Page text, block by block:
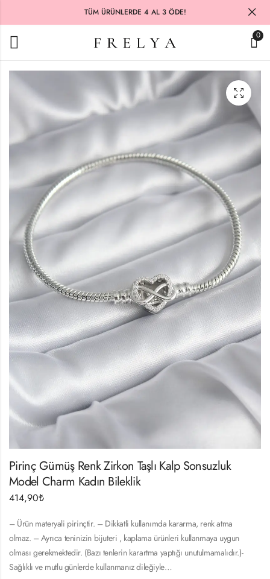
TÜM ÜRÜNLERDE 4 AL 3 ÖDE!
0
Pirinç Gümüş Renk Zirkon Taşlı Kalp Sonsuzluk
Model Charm Kadın Bileklik
414,90₺
– Ürün materyali pirinçtir. – Dikkatli kullanımda kararma, renk atma
olmaz. – Ayrıca teninizin bijuteri , kaplama ürünleri kullanmaya uygun
olması gerekmektedir. (Bazı tenlerin karartma yaptığı unutulmamalıdır.)-
Sağlıklı ve mutlu günlerde kullanmanız dileğiyle…